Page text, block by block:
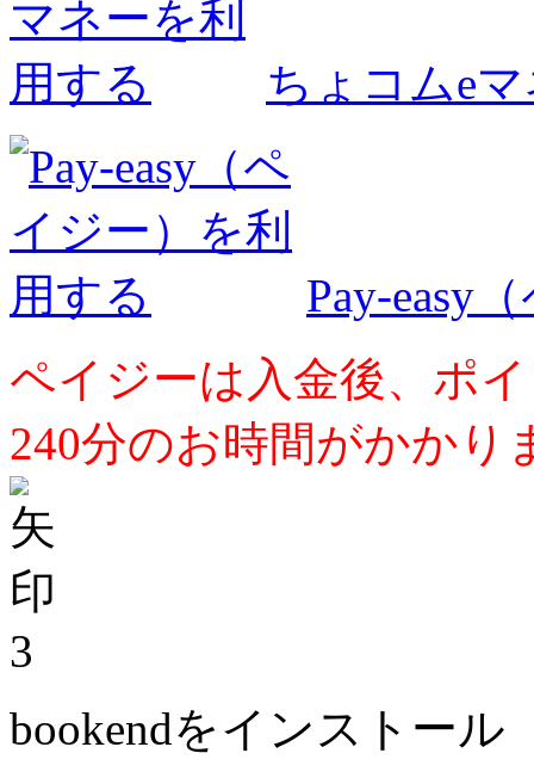
ちょコムe
Pay-easy
ペイジーは入金後、ポ
240分のお時間がかかり
3
bookendをインストール